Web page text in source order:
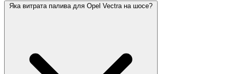
Яка витрата палива для Opel Vectra на шосе?